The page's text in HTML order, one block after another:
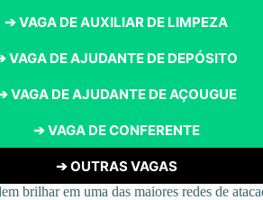
➔ VAGA DE AUXILIAR DE LIMPEZA
VAGA DE AJUDANTE DE DEPÓSITO
VAGA DE AJUDANTE DE AÇOUGUE
➔ VAGA DE CONFERENTE
➔ OUTRAS VAGAS
brilhar em uma das maiores redes de